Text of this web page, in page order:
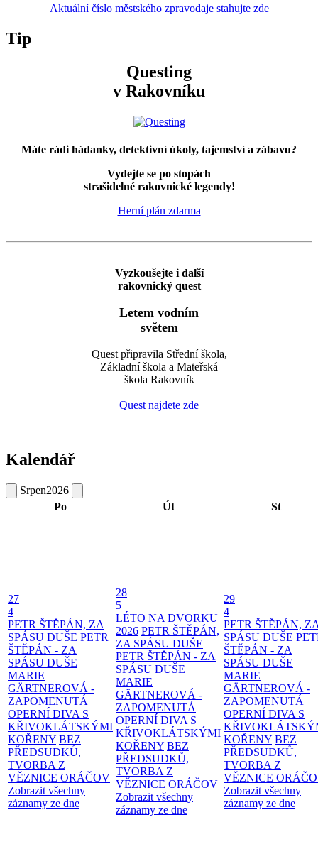
Aktuální číslo městského zpravodaje stahujte zde
Tip
Questing
v Rakovníku
Máte rádi hádanky, detektivní úkoly, tajemství a zábavu?
Vydejte se po stopách
strašidelné rakovnické legendy!
Herní plán zdarma
Vyzkoušejte i další
rakovnický quest
Letem vodním
světem
Quest připravila Střední škola,
Základní škola a Mateřská
škola Rakovník
Quest najdete zde
Kalendář
Srpen2026
Po
Út St
27
4
PETR ŠTĚPÁN, ZA
SPÁSU DUŠE PETR
ŠTĚPÁN - ZA
SPÁSU DUŠE
MARIE
GÄRTNEROVÁ -
ZAPOMENUTÁ
OPERNÍ DIVA S
KŘIVOKLÁTSKÝMI
KOŘENY BEZ
PŘEDSUDKŮ,
TVORBA Z
VĚZNICE ORÁČOV
Zobrazit všechny
záznamy ze dne
28
5
LÉTO NA DVORKU
2026 PETR ŠTĚPÁN,
ZA SPÁSU DUŠE
PETR ŠTĚPÁN - ZA
SPÁSU DUŠE
MARIE
GÄRTNEROVÁ -
ZAPOMENUTÁ
OPERNÍ DIVA S
KŘIVOKLÁTSKÝMI
KOŘENY BEZ
PŘEDSUDKŮ,
TVORBA Z
VĚZNICE ORÁČOV
Zobrazit všechny
záznamy ze dne
29
4
PETR ŠTĚPÁN,
SPÁSU DUŠE
ŠTĚPÁN - ZA
SPÁSU DUŠE
MARIE
GÄRTNEROVÁ -
ZAPOMENUTÁ
OPERNÍ DIVA S
KOŘENY BEZ
PŘEDSUDKŮ,
TVORBA Z
VĚZNICE
Zobrazit všechny
záznamy ze dne